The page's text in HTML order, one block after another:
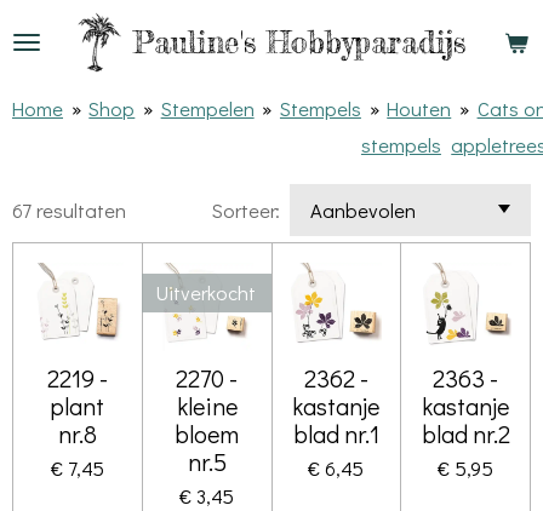
Ga
naar
Pauline'sHobbyparadijs
Home » Shop » Stempelen » Stempels » Houten
stempels
» Cats
67 resultaten Sorteer:
2219 -
plant
nr.8
€ 7,45
Uitverkocht
2270 -
kleine
bloem
nr.5
€ 3,45
2362 -
kastanje
blad nr.1
€ 6,45
2363 -
kastanje
blad nr.2
€ 5,95